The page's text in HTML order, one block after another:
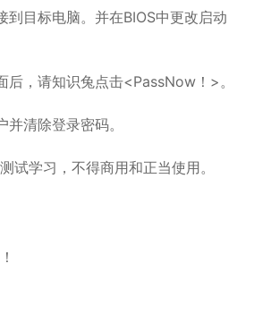
到目标电脑。并在BIOS中更改启动
后，请知识兔点击<PassNow！>。
清除登录密码。
试学习，不得商用和正当使用。